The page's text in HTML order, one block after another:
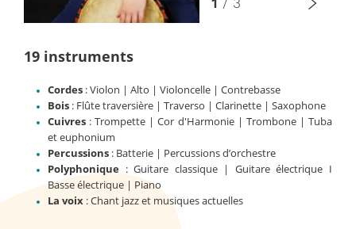
19 instruments
Cordes : Violon | Alto | Violoncelle | Contrebasse
Bois : Flûte traversière | Traverso | Clarinette | Saxophone
Cuivres : Trompette | Cor d'Harmonie | Trombone | Tuba
et euphonium
Percussions : Batterie | Percussions d’orchestre
Polyphonique : Guitare classique | Guitare électrique I
Basse électrique | Piano
La voix : Chant jazz et musiques actuelles